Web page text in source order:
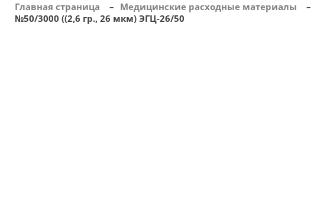
Главная страница – Медицинские расходные материалы –
№50/3000 ((2,6 гр., 26 мкм) ЭГЦ-26/50